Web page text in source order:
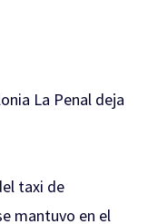
La Penal deja
taxi de
mantuvo en el